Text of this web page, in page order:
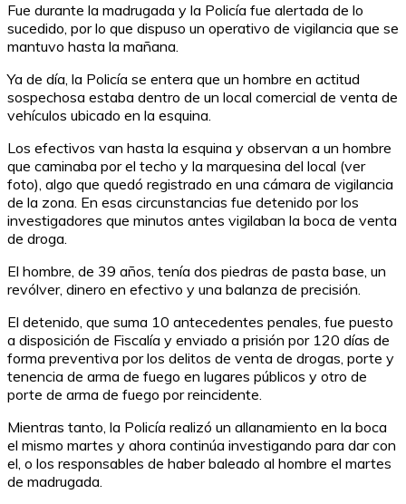
Fue durante la madrugada y la Policía fue alertada de lo
sucedido, por lo que dispuso un operativo de vigilancia que se
mantuvo hasta la mañana.
Ya de día, la Policía se entera que un hombre en actitud
sospechosa estaba dentro de un local comercial de venta de
vehículos ubicado en la esquina.
Los efectivos van hasta la esquina y observan a un hombre
que caminaba por el techo y la marquesina del local (ver
foto), algo que quedó registrado en una cámara de vigilancia
de la zona. En esas circunstancias fue detenido por los
investigadores que minutos antes vigilaban la boca de venta
de droga.
El hombre, de 39 años, tenía dos piedras de pasta base, un
revólver, dinero en efectivo y una balanza de precisión.
El detenido, que suma 10 antecedentes penales, fue puesto
a disposición de Fiscalía y enviado a prisión por 120 días de
forma preventiva por los delitos de venta de drogas, porte y
tenencia de arma de fuego en lugares públicos y otro de
porte de arma de fuego por reincidente.
Mientras tanto, la Policía realizó un allanamiento en la boca
el mismo martes y ahora continúa investigando para dar con
el, o los responsables de haber baleado al hombre el martes
de madrugada.